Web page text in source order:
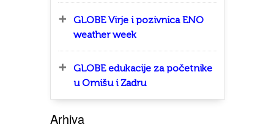
GLOBE Virje i pozivnica ENO
weather week
GLOBE edukacije za početnike
u Omišu i Zadru
Arhiva